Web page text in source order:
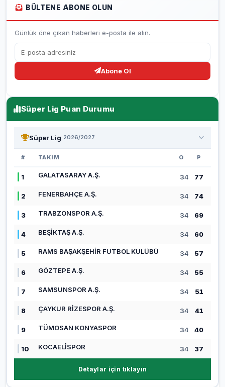
BÜLTENE ABONE OLUN
Günlük öne çıkan haberleri e-posta ile alın.
Abone Ol
Süper Lig Puan Durumu
Süper Lig 2026/2027
# TAKIM O P
1 GALATASARAY A.Ş. 34 77
2 FENERBAHÇE A.Ş. 34 74
3 TRABZONSPOR A.Ş. 34 69
4 BEŞİKTAŞ A.Ş. 34 60
5 RAMS BAŞAKŞEHİR FUTBOL KULÜBÜ 34 57
6 GÖZTEPE A.Ş. 34 55
7 SAMSUNSPOR A.Ş. 34 51
8 ÇAYKUR RİZESPOR A.Ş. 34 41
9 TÜMOSAN KONYASPOR 34 40
10 KOCAELİSPOR 34 37
Detaylar için tıklayın